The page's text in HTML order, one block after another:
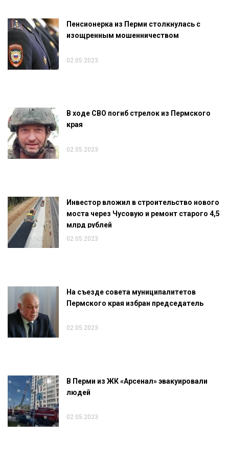
Пенсионерка из Перми столкнулась с
изощренным мошенничеством
02.05.2023
В ходе СВО погиб стрелок из Пермского
края
02.05.2023
Инвестор вложил в строительство нового
моста через Чусовую и ремонт старого 4,5
млрд рублей
02.05.2023
На съезде совета муниципалитетов
Пермского края избран председатель
02.05.2023
В Перми из ЖК «Арсенал» эвакуировали
людей
02.05.2023